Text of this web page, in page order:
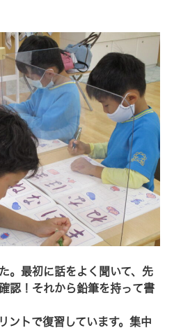
。最初に話をよく聞いて、先
認！それから鉛筆を持って書
ントで復習しています。集中